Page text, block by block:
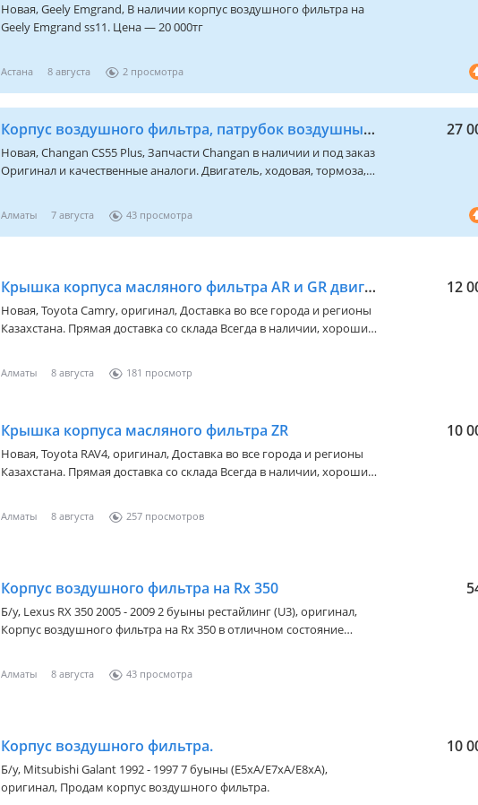
Новая,Geely Emgrand, В наличии корпус воздушного фильтра на
Geely Emgrand ss11. Цена — 20 000тг
Астана 8 августа 2
Корпус воздушного фильтра, патрубок воздушный, воздухозаборник CHANGAN CS55 27
Новая,Changan CS55 Plus, Запчасти Changan в наличии и под заказ
Оригинал и качественные аналоги. Двигатель, ходовая, тормоза,
Алматы 7 августа 43
Крышка корпуса масляного фильтра AR и GR двигателя 12
Новая,Toyota Camry, оригинал, Доставка во все города и регионы
Казахстана. Прямая доставка со склада Всегда в наличии, хорошие
уКазанному номеру!
Алматы 8 августа 181
Крышка корпуса масляного фильтра ZR 10
Новая,Toyota RAV4, оригинал, Доставка во все города и регионы
Казахстана. Прямая доставка со склада Всегда в наличии, хорошие
уКазанному номеру!
Алматы 8 августа 257
Корпус воздушного фильтра на Rx 350
Б/y, Lexus RX 350 2005 - 2009 2 буыны рестайлинг (U3), оригинал,
Корпус воздушного фильтра на Rx 350 в отличном состояние
Алматы 8 августа 43
Корпус воздушного фильтра. 10
Б/y, Mitsubishi Galant 1992 - 1997 7 буыны (E5xA/E7xA/E8xA),
оригинал, Продам корпус воздушного фильтра.